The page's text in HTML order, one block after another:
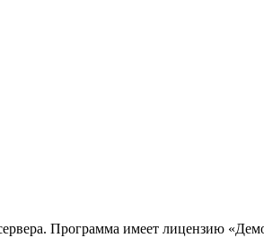
Программа имеет лицензию